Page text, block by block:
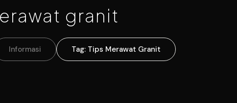
granit
Informasi Tag: Tips Merawat Granit